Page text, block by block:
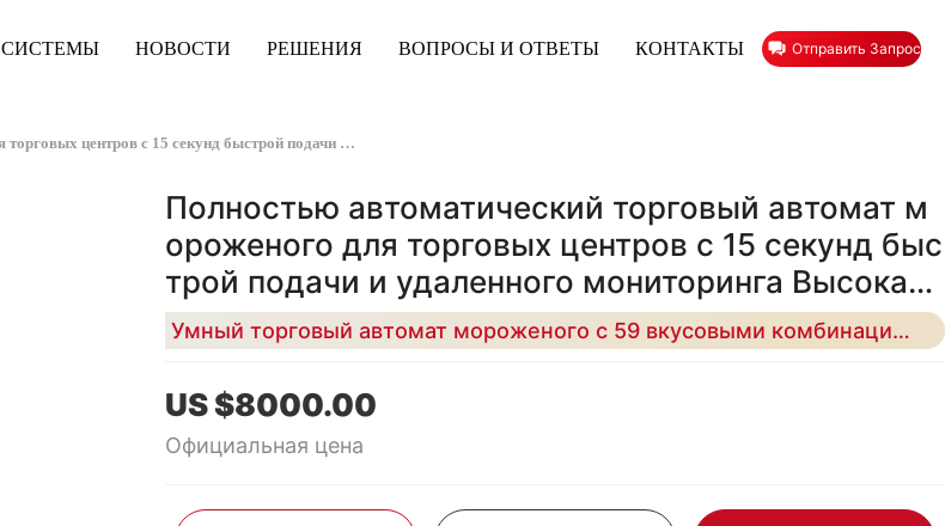
СИСТЕМЫ НОВОСТИ РЕШЕНИЯ ВОПРОСЫ И ОТВЕТЫ КОНТАКТЫ Отправить Запрос
Полностью автоматический торговый автомат мороженого для торговых центров с 15 секунд быстрой подачи и удаленного мониторинга Высокая рентабельность бизнеса решения
Полностью автоматический торговый автомат м
ороженого для торговых центров с 15 секунд быс
трой подачи и удаленного мониторинга Высокая
рентабельность бизнеса решения
Умный торговый автомат мороженого с 59 вкусовыми комбинациями и низким энергопотреблением, разработанный для беспилотного роста прибыли в розничной торговле
US $8000.00
Официальная цена